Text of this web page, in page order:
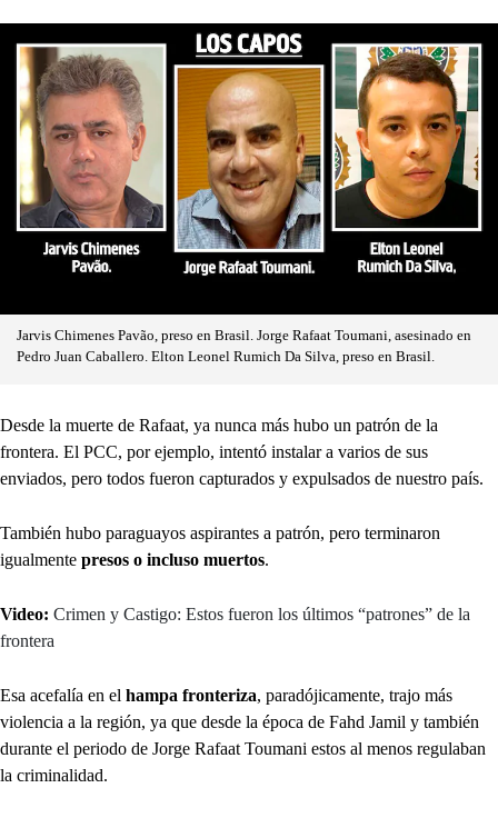
Jarvis Chimenes Pavão, preso en Brasil. Jorge Rafaat Toumani, asesinado en
Pedro Juan Caballero. Elton Leonel Rumich Da Silva, preso en Brasil.
Desde la muerte de Rafaat, ya nunca más hubo un patrón de la
frontera. El PCC, por ejemplo, intentó instalar a varios de sus
enviados, pero todos fueron capturados y expulsados de nuestro país.
También hubo paraguayos aspirantes a patrón, pero terminaron
igualmente presos o incluso muertos.
Video: Crimen y Castigo: Estos fueron los últimos “patrones” de la
frontera
Esa acefalía en el hampa fronteriza, paradójicamente, trajo más
violencia a la región, ya que desde la época de Fahd Jamil y también
durante el periodo de Jorge Rafaat Toumani estos al menos regulaban
la criminalidad.